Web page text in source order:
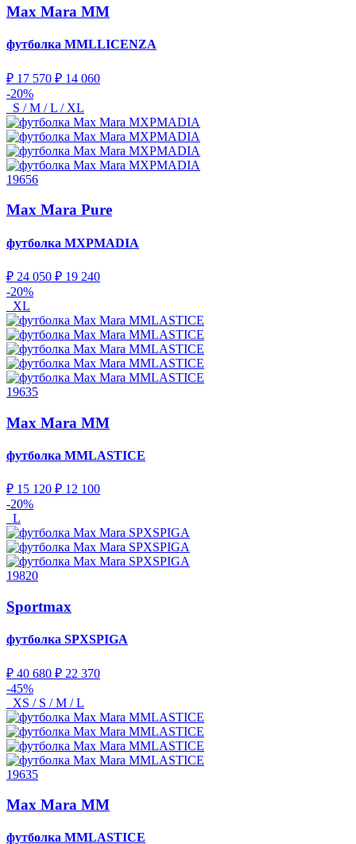
Max Mara MM
футболка MMLLICENZA
₽ 17 570 ₽ 14 060
-20%
S / M / L / XL
19656
Max Mara Pure
футболка MXPMADIA
₽ 24 050 ₽ 19 240
-20%
XL
19635
Max Mara MM
футболка MMLASTICE
₽ 15 120 ₽ 12 100
-20%
L
19820
Sportmax
футболка SPXSPIGA
₽ 40 680 ₽ 22 370
-45%
XS / S / M / L
19635
Max Mara MM
футболка MMLASTICE